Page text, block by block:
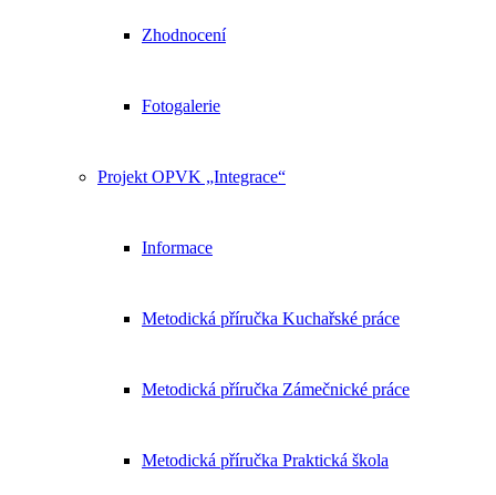
Zhodnocení
Fotogalerie
Projekt OPVK „Integrace“
Informace
Metodická příručka Kuchařské práce
Metodická příručka Zámečnické práce
Metodická příručka Praktická škola